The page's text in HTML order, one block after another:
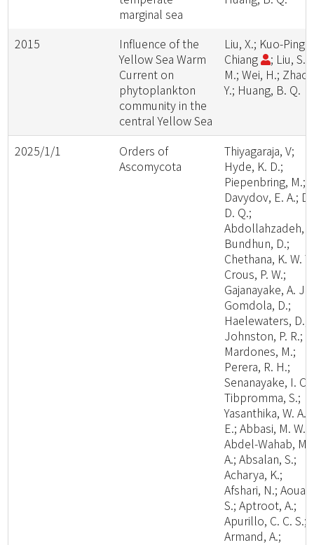
marginal sea
2015
Influence of the
Yellow Sea Warm
Current on
phytoplankton
community in the
central Yellow Sea
Liu, X.; Kuo-Ping
Chiang
; Liu, S.
M.; Wei, H.; Zhao,
Y.; Huang, B. Q.
2025/1/1
Orders of
Ascomycota
Thiyagaraja, V;
Hyde, K. D.;
Piepenbring, M.;
Davydov, E. A.;
D. Q.;
Abdollahzadeh,
Bundhun, D.;
Chethana, K. W.
Crous, P. W.;
Gajanayake, A. J.;
Gomdola, D.;
Haelewaters, D.;
Johnston, P. R.;
Mardones, M.;
Perera, R. H.;
Senanayake, I. C.;
Tibpromma, S.;
Yasanthika, W. A.
E.; Abbasi, M. W.;
Abdel-Wahab, M.
A.; Absalan, S.;
Acharya, K.;
Afshari, N.; Aouali,
S.; Aptroot, A.;
Apurillo, C. C. S.;
Armand, A.;